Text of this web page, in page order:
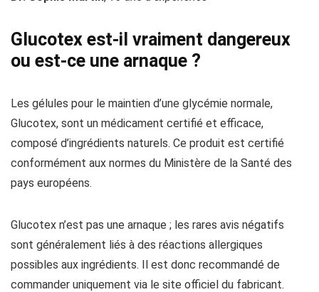
Glucotex est-il vraiment dangereux
ou est-ce une arnaque ?
Les gélules pour le maintien d’une glycémie normale,
Glucotex, sont un médicament certifié et efficace,
composé d’ingrédients naturels. Ce produit est certifié
conformément aux normes du Ministère de la Santé des
pays européens.
Glucotex n’est pas une arnaque ; les rares avis négatifs
sont généralement liés à des réactions allergiques
possibles aux ingrédients. Il est donc recommandé de
commander uniquement via le site officiel du fabricant.